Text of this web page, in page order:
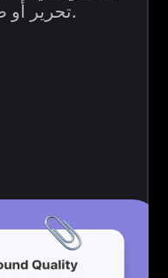
تحرير أو ضبط بناءً على النص.